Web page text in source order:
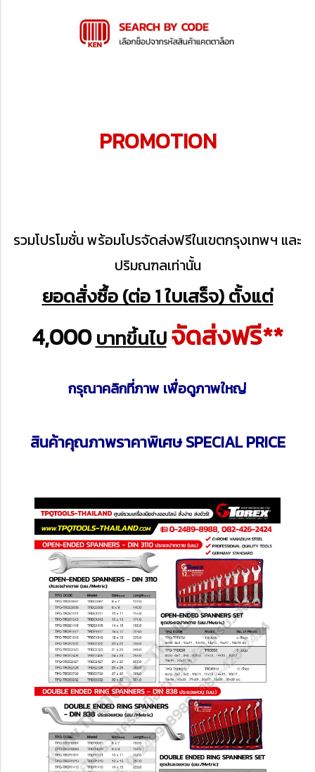
PROMOTION
รวมโปรโมชั่น พร้อมโปรจัดส่งฟรีในเขตกรุงเทพฯ และ
ปริมณฑลเท่านั้น
ยอดสั่งซื้อ (ต่อ 1 ใบเสร็จ) ตั้งแต่
4,000 บาทขึ้นไปจัดส่งฟรี**
กรุณาคลิกที่ภาพ เพื่อดูภาพใหญ่
สินค้าคุณภาพราคาพิเศษ SPECIAL PRICE